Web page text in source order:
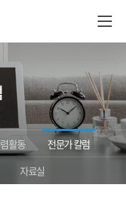
활동
전문가 칼럼
자료실